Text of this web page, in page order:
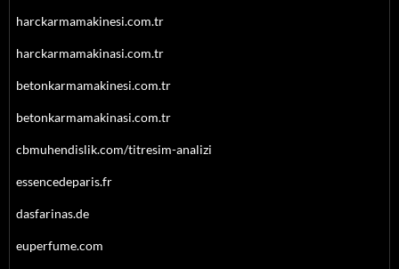
harckarmamakinesi.com.tr
harckarmamakinasi.com.tr
betonkarmamakinesi.com.tr
betonkarmamakinasi.com.tr
cbmuhendislik.com/titresim-analizi
essencedeparis.fr
dasfarinas.de
euperfume.com